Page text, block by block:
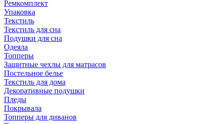
Ремкомплект
Упаковка
Текстиль
Текстиль для сна
Подушки для сна
Одеяла
Топперы
Защитные чехлы для матрасов
Постельное белье
Текстиль для дома
Декоративные подушки
Пледы
Покрывала
Топперы для диванов